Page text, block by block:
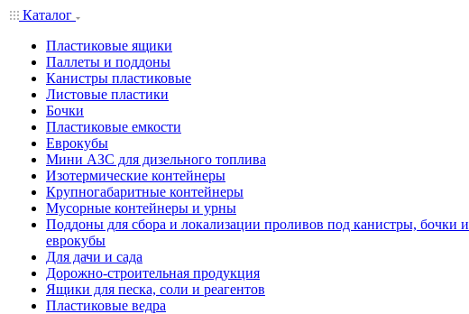
Каталог
Пластиковые ящики
Паллеты и поддоны
Канистры пластиковые
Листовые пластики
Бочки
Пластиковые емкости
Еврокубы
Мини АЗС для дизельного топлива
Изотермические контейнеры
Крупногабаритные контейнеры
Мусорные контейнеры и урны
Поддоны для сбора и локализации проливов под канистры, бочки и
еврокубы
Для дачи и сада
Дорожно-строительная продукция
Ящики для песка, соли и реагентов
Пластиковые ведра